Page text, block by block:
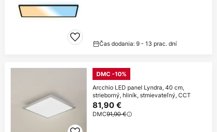
Čas dodania: 9 - 13 prac. dní
DMC -10%
Arcchio LED panel Lyndra, 40 cm,
strieborný, hliník, stmievateľný, CCT
81,90 €
DMC91,90 €